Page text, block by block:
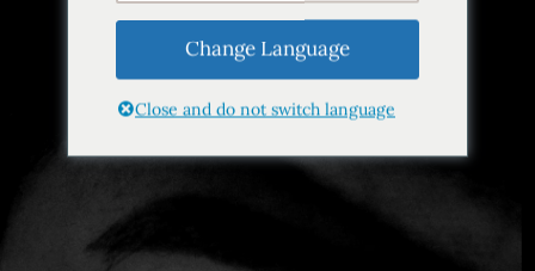
Change Language
Close and do not switch language